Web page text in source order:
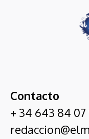
Contacto
+ 34 643 84 07